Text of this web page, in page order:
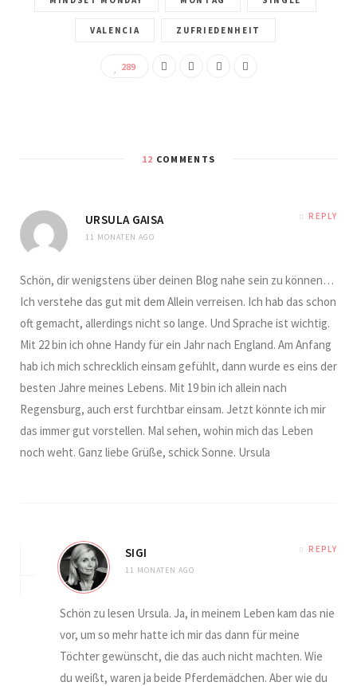
VALENCIA ZUFRIEDENHEIT
289
12 COMMENTS
URSULA GAISA
11 MONATEN AGO
REPLY
Schön, dir wenigstens über deinen Blog nahe sein zu können…
Ich verstehe das gut mit dem Allein verreisen. Ich hab das schon
oft gemacht, allerdings nicht so lange. Und Sprache ist wichtig.
Mit 22 bin ich ohne Handy für ein Jahr nach England. Am Anfang
hab ich mich schrecklich einsam gefühlt, dann wurde es eins der
besten Jahre meines Lebens. Mit 19 bin ich allein nach
Regensburg, auch erst furchtbar einsam. Jetzt könnte ich mir
das immer gut vorstellen. Mal sehen, wohin mich das Leben
noch weht. Ganz liebe Grüße, schick Sonne. Ursula
SIGI
11 MONATEN AGO
REPLY
Schön zu lesen Ursula. Ja, in meinem Leben kam das nie
vor, um so mehr hatte ich mir das dann für meine
Töchter gewünscht, die das auch nicht machten. Wie
du weißt, waren ja beide Pferdemädchen. Aber wie du